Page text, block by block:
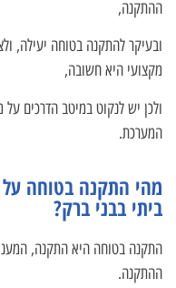
ההתקנה,
ובעיקר להתקנה בטוחה יעילה,
מקצועי היא חשובה,
ולכן יש לנקוט במיטב הדרכים
המערכת.
מהי התקנה בטוחה על
ביתי בבני ברק?
התקנה בטוחה היא התקנה,
ההתקנה.